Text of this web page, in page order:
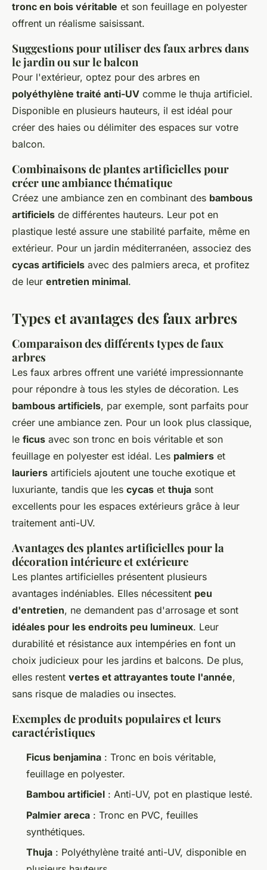
tronc en bois véritable et son feuillage en polyester
offrent un réalisme saisissant.
Suggestions pour utiliser des faux arbres dans
le jardin ou sur le balcon
Pour l'extérieur, optez pour des arbres en
polyéthylène traité anti-UV comme le thuja artificiel.
Disponible en plusieurs hauteurs, il est idéal pour
créer des haies ou délimiter des espaces sur votre
balcon.
Combinaisons de plantes artificielles pour
créer une ambiance thématique
Créez une ambiance zen en combinant des bambous
artificiels de différentes hauteurs. Leur pot en
plastique lesté assure une stabilité parfaite, même en
extérieur. Pour un jardin méditerranéen, associez des
cycas artificiels avec des palmiers areca, et profitez
de leur entretien minimal.
Types et avantages des faux arbres
Comparaison des différents types de faux
arbres
Les faux arbres offrent une variété impressionnante
pour répondre à tous les styles de décoration. Les
bambous artificiels, par exemple, sont parfaits pour
créer une ambiance zen. Pour un look plus classique,
le ficus avec son tronc en bois véritable et son
feuillage en polyester est idéal. Les palmiers et
lauriers artificiels ajoutent une touche exotique et
luxuriante, tandis que les cycas et thuja sont
excellents pour les espaces extérieurs grâce à leur
traitement anti-UV.
Avantages des plantes artificielles pour la
décoration intérieure et extérieure
Les plantes artificielles présentent plusieurs
avantages indéniables. Elles nécessitent peu
d'entretien, ne demandent pas d'arrosage et sont
idéales pour les endroits peu lumineux. Leur
durabilité et résistance aux intempéries en font un
choix judicieux pour les jardins et balcons. De plus,
elles restent vertes et attrayantes toute l'année,
sans risque de maladies ou insectes.
Exemples de produits populaires et leurs
caractéristiques
Ficus benjamina : Tronc en bois véritable,
feuillage en polyester.
Bambou artificiel : Anti-UV, pot en plastique lesté.
Palmier areca : Tronc en PVC, feuilles
synthétiques.
Thuja : Polyéthylène traité anti-UV, disponible en